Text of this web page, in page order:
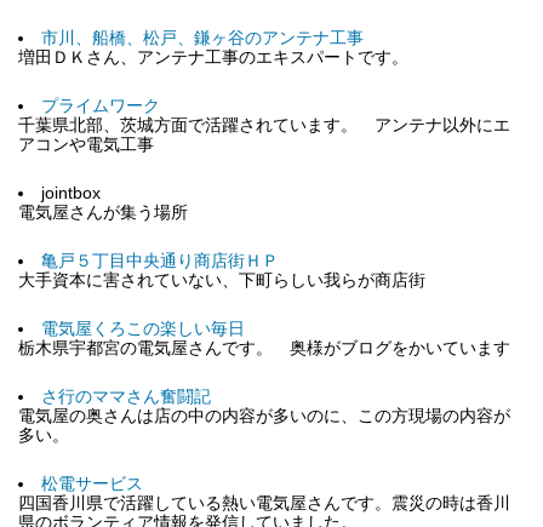
市川、船橋、松戸、鎌ヶ谷のアンテナ工事
増田ＤＫさん、アンテナ工事のエキスパートです。
プライムワーク
千葉県北部、茨城方面で活躍されています。 アンテナ以外にエ
アコンや電気工事
jointbox
電気屋さんが集う場所
亀戸５丁目中央通り商店街ＨＰ
大手資本に害されていない、下町らしい我らが商店街
電気屋くろこの楽しい毎日
栃木県宇都宮の電気屋さんです。 奥様がブログをかいています
さ行のママさん奮闘記
電気屋の奥さんは店の中の内容が多いのに、この方現場の内容が
多い。
松電サービス
四国香川県で活躍している熱い電気屋さんです。震災の時は香川
県のボランティア情報を発信していました。